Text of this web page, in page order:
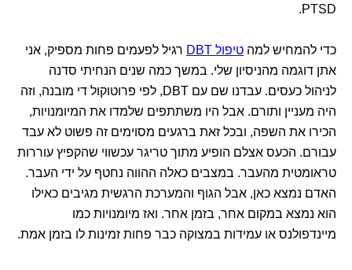
PTSD.
כדי להמחיש למה טיפול DBT
רגיל לפעמים פחות מספיק, אני
אתן דוגמה מהניסיון שלי. במשך כמה שנים הנחיתי סדנה
לניהול כעסים. עבדנו שם עם DBT, לפי פרוטוקול די מובנה, וזה
היה מעניין ותורם. אבל היו משתתפים שלמדו את המיומנויות,
הכירו את השפה, ובכל זאת ברגעים מסוימים זה פשוט לא עבד
עבורם. הכעס אצלם הופיע מתוך טריגר עכשווי שהקפיץ עוררות
טראומטית מהעבר. במצבים כאלה ההווה נחטף על ידי העבר.
האדם נמצא כאן, אבל הגוף והמערכת הרגשית מגיבים כאילו
הוא נמצא במקום אחר, בזמן אחר. ואז מיומנויות כמו
מיינדפולנס או עמידות במצוקה כבר פחות זמינות לו בזמן אמת.